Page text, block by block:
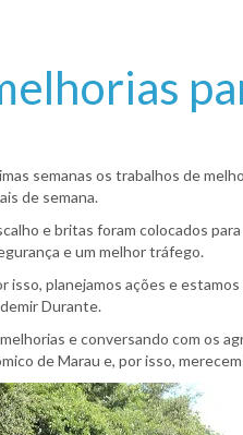
semanas os trabalhos de
de semana.
e britas foram colocados
e um melhor tráfego.
planejamos ações e
Durante.
e conversando com os
de Marau e, por isso,